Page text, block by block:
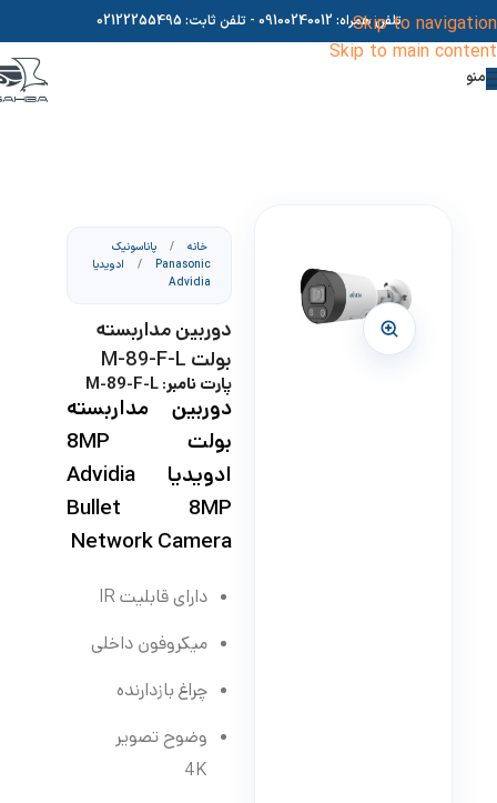
Skip to navigation
Skip to main content
تلفن همراه: 09100240012 - تلفن ثابت: 02122255495
منو
خانه /
پاناسونیک
Panasonic
/
ادویدیا
Advidia
دوربین مداربسته
بولت M-89-F-L
پارت نامبر: M-89-F-L
دوربین مداربسته
بولت 8MP
ادویدیا Advidia
Bullet 8MP
Network Camera
دارای قابلیت IR
میکروفون داخلی
چراغ بازدارنده
وضوح تصویر
4K